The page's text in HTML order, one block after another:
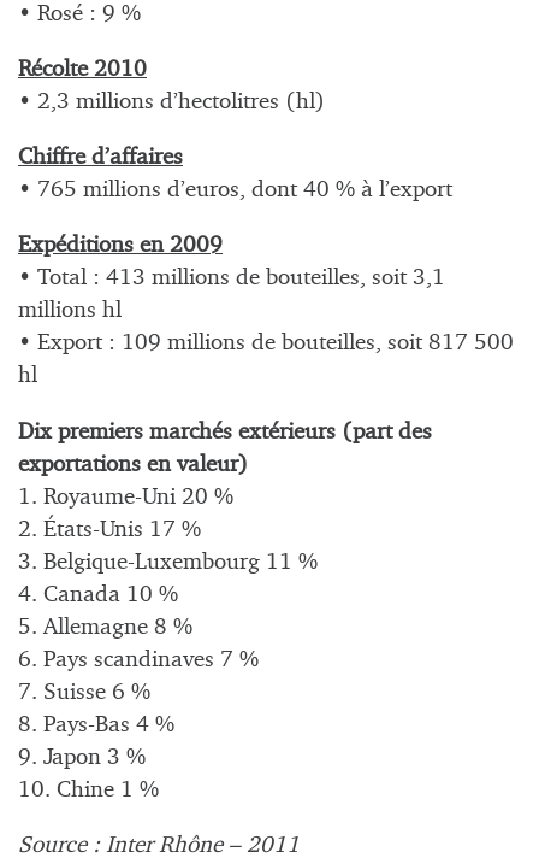
• Rosé : 9 %
Récolte 2010
• 2,3 millions d’hectolitres (hl)
Chiffre d’affaires
• 765 millions d’euros, dont 40 % à l’export
Expéditions en 2009
• Total : 413 millions de bouteilles, soit 3,1
millions hl
• Export : 109 millions de bouteilles, soit 817 500
hl
Dix premiers marchés extérieurs (part des
exportations en valeur)
1. Royaume-Uni 20 %
2. États-Unis 17 %
3. Belgique-Luxembourg 11 %
4. Canada 10 %
5. Allemagne 8 %
6. Pays scandinaves 7 %
7. Suisse 6 %
8. Pays-Bas 4 %
9. Japon 3 %
10. Chine 1 %
Source : Inter Rhône – 2011